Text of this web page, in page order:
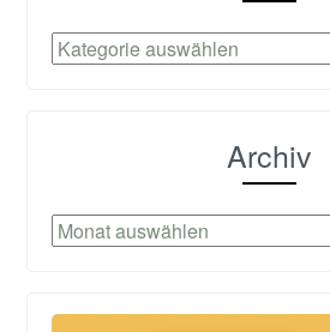
Kategorien
Archiv
Archiv